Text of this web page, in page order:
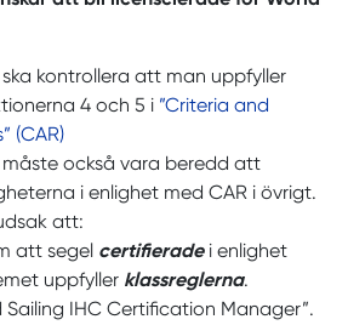
kontrollera att man uppfyller
4 och 5 i ”Criteria and
(CAR)
måste också vara beredd att
i enlighet med CAR i övrigt.
att:
att segel certifieradei enlighet
uppfyller klassreglerna.
Sailing IHC Certification Manager”.